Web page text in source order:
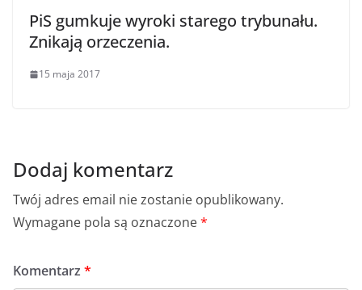
PiS gumkuje wyroki starego trybunału.
Znikają orzeczenia.
15 maja 2017
Dodaj komentarz
Twój adres email nie zostanie opublikowany.
Wymagane pola są oznaczone*
Komentarz *